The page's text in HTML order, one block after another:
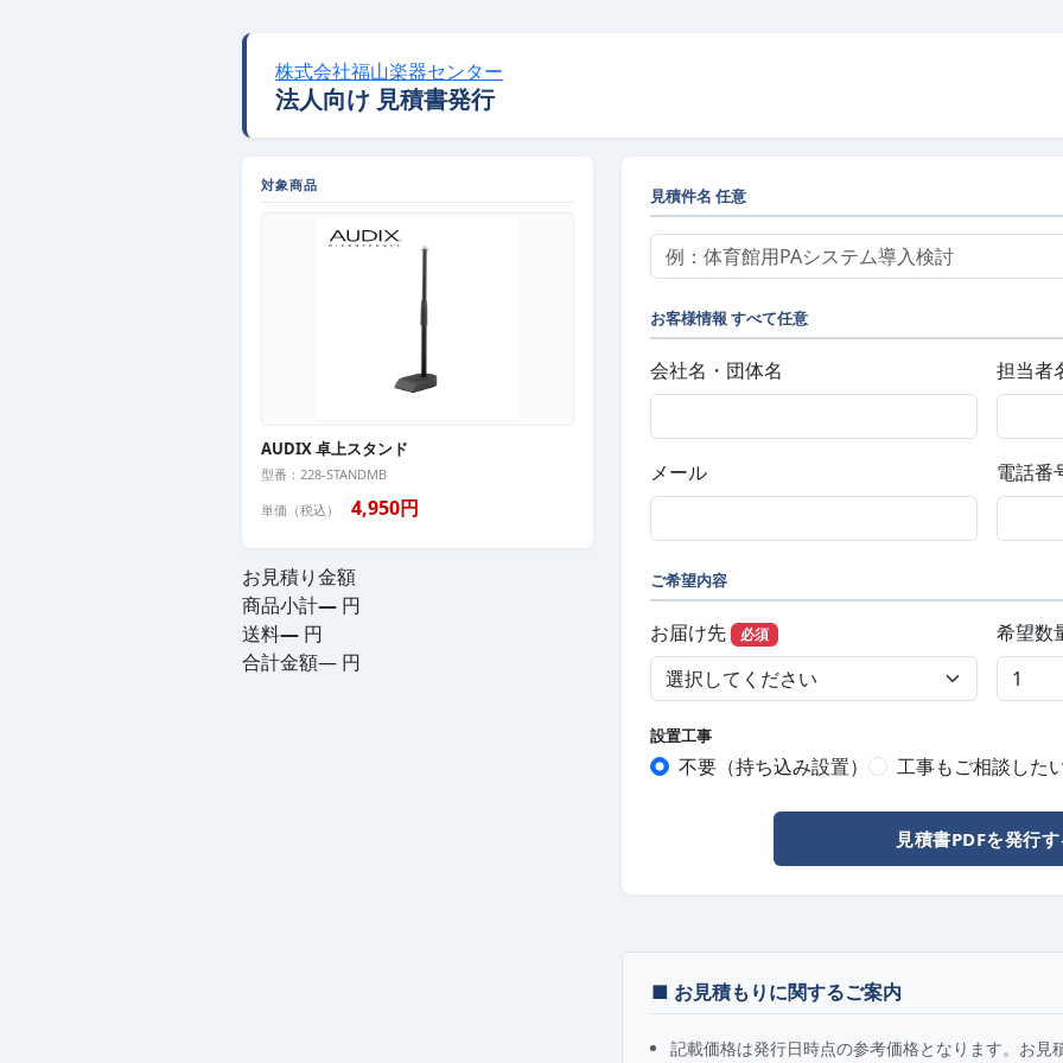
株式会社福山楽器センター
法人向け 見積書発行
対象商品
AUDIX 卓上スタンド
型番：228-STANDMB
単価（税込）
4,950円
お見積り金額
商品小計— 円
送料— 円
合計金額— 円
見積件名 任意
お客様情報 すべて任意
会社名・団体名 担当者
メール 電話番
ご希望内容
お届け先 必須 希望数
設置工事
不要（持ち込み設置） 工事もご相談した
見積書PDFを発行
■ お見積もりに関するご案内
記載価格は発行日時点の参考価格となります。お見